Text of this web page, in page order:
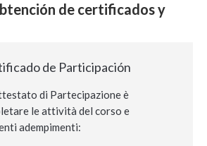
de certificados y
de Participación
di Partecipazione è
le attività del corso e
adempimenti: